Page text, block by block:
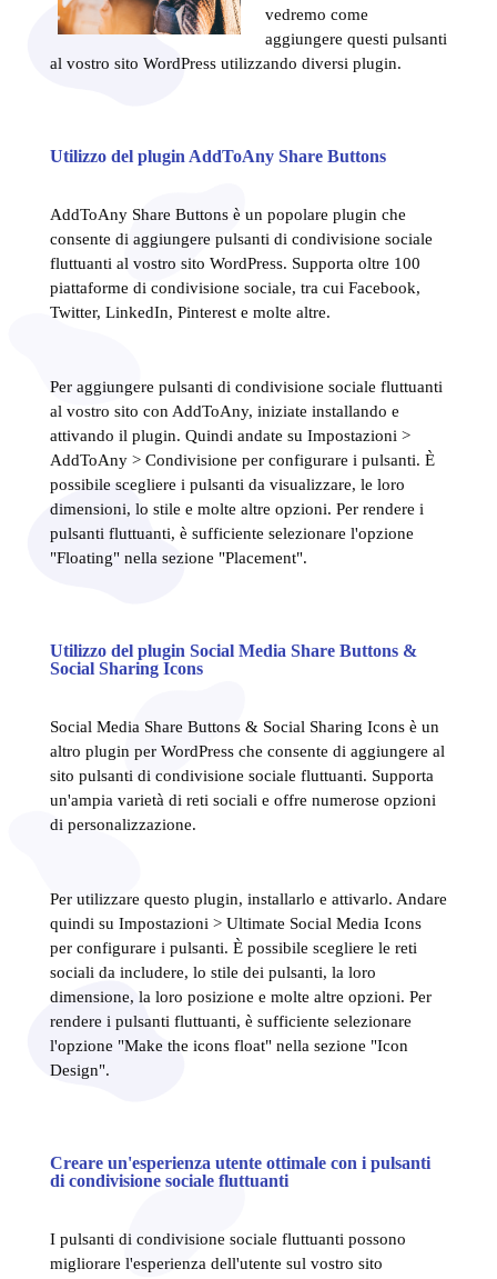
vedremo come
aggiungere questi pulsanti
al vostro sito WordPress utilizzando diversi plugin.
Utilizzo del plugin AddToAny Share Buttons
AddToAny Share Buttons è un popolare plugin che
consente di aggiungere pulsanti di condivisione sociale
fluttuanti al vostro sito WordPress. Supporta oltre 100
piattaforme di condivisione sociale, tra cui Facebook,
Twitter, LinkedIn, Pinterest e molte altre.
Per aggiungere pulsanti di condivisione sociale fluttuanti
al vostro sito con AddToAny, iniziate installando e
attivando il plugin. Quindi andate su Impostazioni >
AddToAny > Condivisione per configurare i pulsanti. È
possibile scegliere i pulsanti da visualizzare, le loro
dimensioni, lo stile e molte altre opzioni. Per rendere i
pulsanti fluttuanti, è sufficiente selezionare l'opzione
"Floating" nella sezione "Placement".
Utilizzo del plugin Social Media Share Buttons &
Social Sharing Icons
Social Media Share Buttons & Social Sharing Icons è un
altro plugin per WordPress che consente di aggiungere al
sito pulsanti di condivisione sociale fluttuanti. Supporta
un'ampia varietà di reti sociali e offre numerose opzioni
di personalizzazione.
Per utilizzare questo plugin, installarlo e attivarlo. Andare
quindi su Impostazioni > Ultimate Social Media Icons
per configurare i pulsanti. È possibile scegliere le reti
sociali da includere, lo stile dei pulsanti, la loro
dimensione, la loro posizione e molte altre opzioni. Per
rendere i pulsanti fluttuanti, è sufficiente selezionare
l'opzione "Make the icons float" nella sezione "Icon
Design".
Creare un'esperienza utente ottimale con i pulsanti
di condivisione sociale fluttuanti
I pulsanti di condivisione sociale fluttuanti possono
migliorare l'esperienza dell'utente sul vostro sito